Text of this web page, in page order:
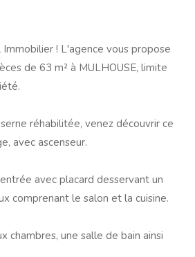
! L'agence vous propose
de 63 m² à MULHOUSE, limite
réhabilitée, venez découvrir ce
avec ascenseur.
avec placard desservant un
comprenant le salon et la cuisine.
chambres, une salle de bain ainsi